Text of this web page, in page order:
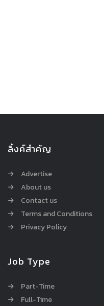
ลิ้งค์สำคัญ
Advertise
About us
Contact us
Terms and Conditions
Privacy Policy
Job Type
Part-Time
Full-Time